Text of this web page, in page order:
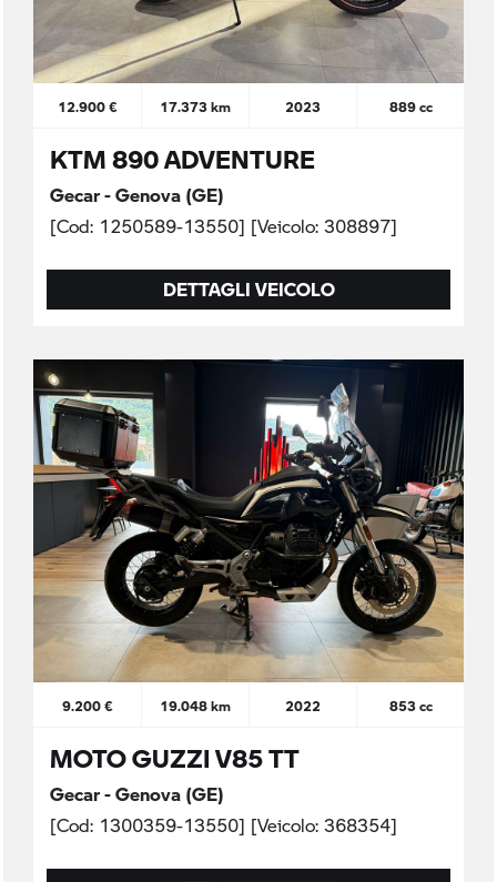
12.900 € 17.373 km 2023 889 cc
KTM 890 ADVENTURE
Gecar - Genova (GE)
[Cod: 1250589-13550] [Veicolo: 308897]
DETTAGLI VEICOLO
9.200 € 19.048 km 2022 853 cc
MOTO GUZZI V85 TT
Gecar - Genova (GE)
[Cod: 1300359-13550] [Veicolo: 368354]